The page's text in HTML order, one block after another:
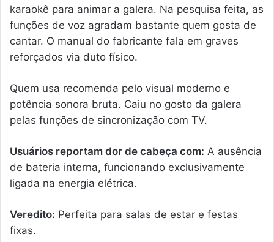
karaokê para animar a galera. Na pesquisa feita, as
funções de voz agradam bastante quem gosta de
cantar. O manual do fabricante fala em graves
reforçados via duto físico.
Quem usa recomenda pelo visual moderno e
potência sonora bruta. Caiu no gosto da galera
pelas funções de sincronização com TV.
Usuários reportam dor de cabeça com: A ausência
de bateria interna, funcionando exclusivamente
ligada na energia elétrica.
Veredito: Perfeita para salas de estar e festas
fixas.